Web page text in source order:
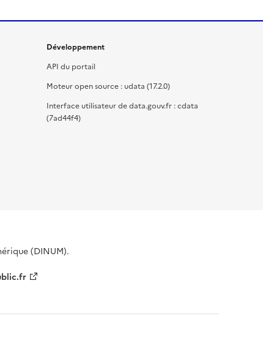
Développement
API du portail
Moteur open source : udata (17.2.0)
Interface utilisateur de data.gouv.fr : cdata
(7ad44f4)
(DINUM).